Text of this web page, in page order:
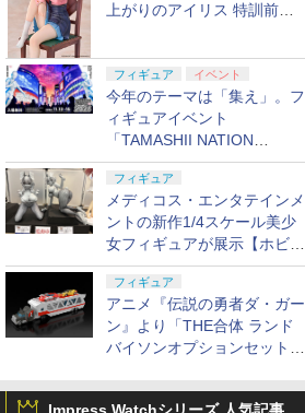
上がりのアイリス 特訓前
フィギュア イベント
今年のテーマは「集え」。フ
ィギュアイベント
「TAMASHII NATION
2026」が11月13日より開催
決定
フィギュア
メディコス・エンタテインメ
ントの新作1/4スケール美少
女フィギュアが展示【ホビー
メーカー合同展示会】
フィギュア
アニメ『伝説の勇者ダ・ガー
ン』より「THE合体 ランド
バイソンオプションセット」